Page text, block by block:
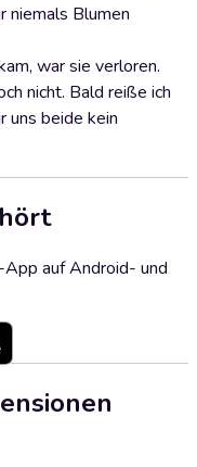
niemals Blumen
war sie verloren.
nicht. Bald reiße ich
uns beide kein
auf Android- und